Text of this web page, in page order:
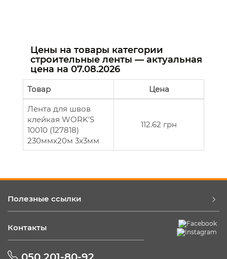
Цены на товары категории
строительные ленты — актуальная
цена на 07.08.2026
Товар Цена
Лента для швов
клейкая WORK'S
10010 (127818)
230ммх20м 3x3мм
112.62 грн
Полезные ссылки
Контакты